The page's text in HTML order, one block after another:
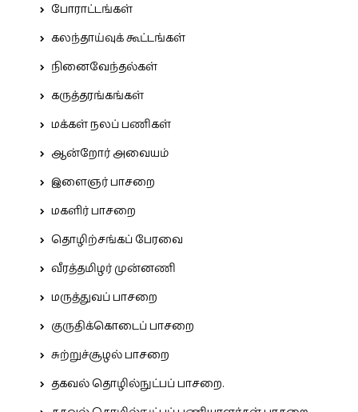
போராட்டங்கள்
கலந்தாய்வுக் கூட்டங்கள்
நினைவேந்தல்கள்
கருத்தரங்கங்கள்
மக்கள் நலப் பணிகள்
ஆன்றோர் அவையம்
இளைஞர் பாசறை
மகளிர் பாசறை
தொழிற்சங்கப் பேரவை
வீரத்தமிழர் முன்னணி
மருத்துவப் பாசறை
குருதிக்கொடைப் பாசறை
சுற்றுச்சூழல் பாசறை
தகவல் தொழில்நுட்பப் பாசறை.